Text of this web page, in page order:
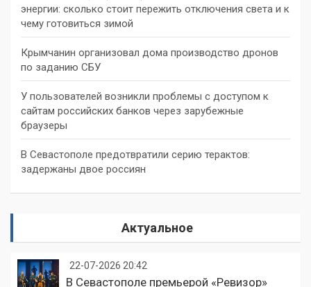
энергии: сколько стоит пережить отключения света и к
чему готовиться зимой
Крымчанин организовал дома производство дронов
по заданию СБУ
У пользователей возникли проблемы с доступом к
сайтам российских банков через зарубежные
браузеры
В Севастополе предотвратили серию терактов:
задержаны двое россиян
Актуальное
22-07-2026 20:42
В Севастополе премьерой «Ревизор»